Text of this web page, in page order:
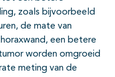
zoals bijvoorbeeld
de mate van
een betere
worden omgroeid
meting van de